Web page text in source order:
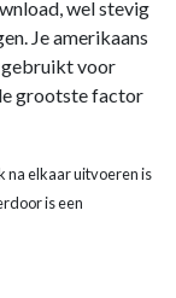
wel stevig
Je amerikaans
gebruikt voor
grootste factor
na elkaar uitvoeren is
is een